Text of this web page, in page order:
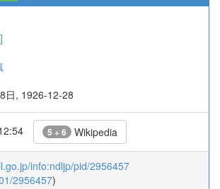
日, 1926-12-28
5 + 6 Wikipedia
info:ndljp/pid/2956457
2956457)